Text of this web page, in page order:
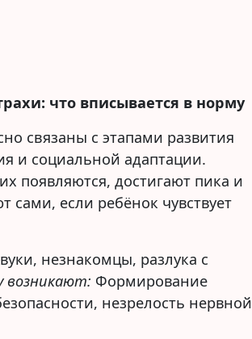
что вписывается в норму
связаны с этапами развития
и социальной адаптации.
появляются, достигают пика и
сами, если ребёнок чувствует
незнакомцы, разлука с
возникают: Формирование
незрелость нервной